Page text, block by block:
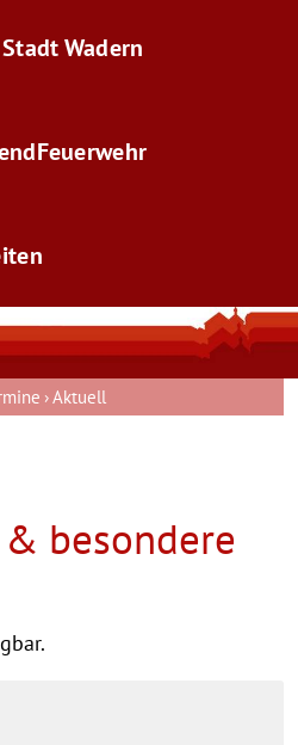
Stadt Wadern
Feuerwehr
Aktuell
besondere